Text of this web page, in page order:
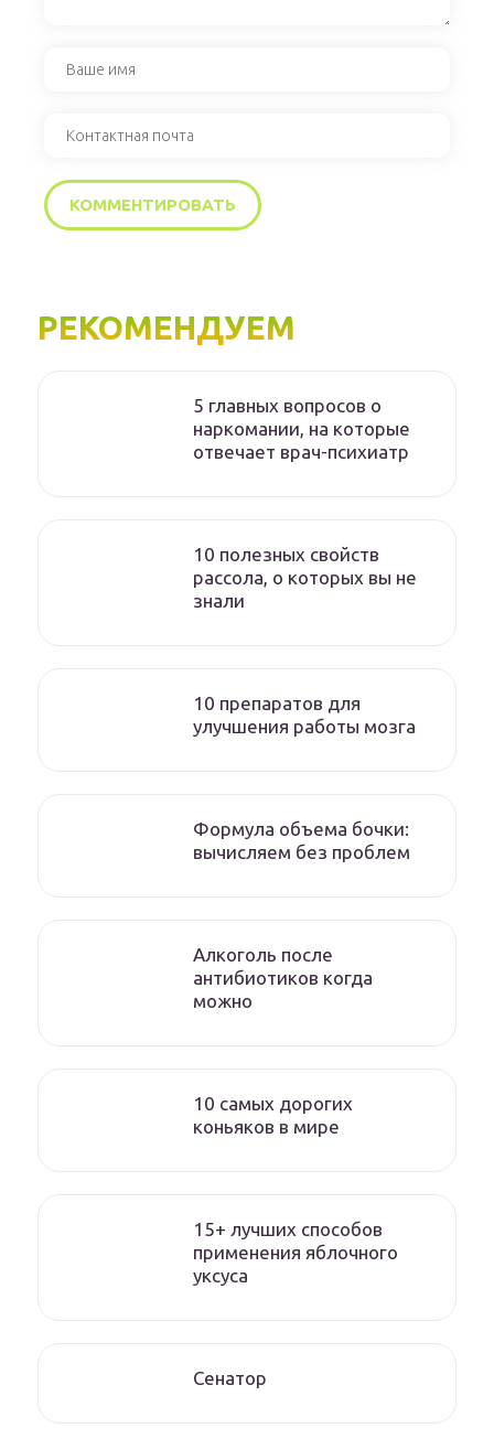
РЕКОМЕНДУЕМ
5 главных вопросов о
наркомании, на которые
отвечает врач-психиатр
10 полезных свойств
рассола, о которых вы не
знали
10 препаратов для
улучшения работы мозга
Формула объема бочки:
вычисляем без проблем
Алкоголь после
антибиотиков когда
можно
10 самых дорогих
коньяков в мире
15+ лучших способов
применения яблочного
уксуса
Сенатор